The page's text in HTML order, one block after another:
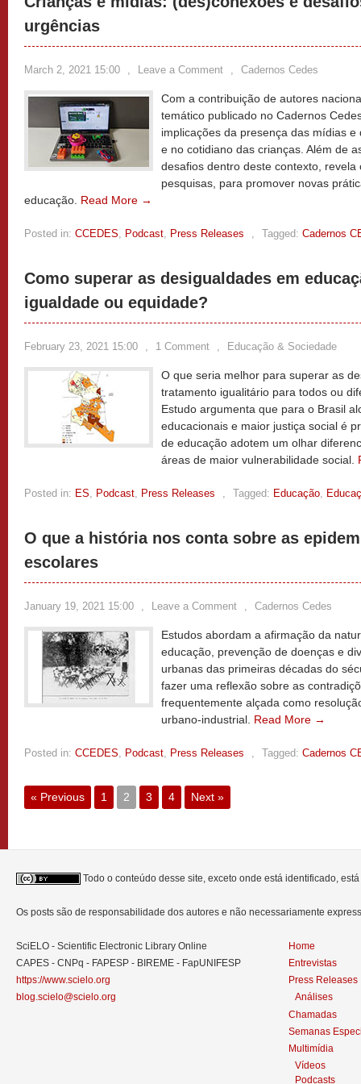
urgências
March 2, 2021 15:00 , Leave a Comment , Cadernos Cedes
Com a contribuição de autores
temático publicado no Cadernos
implicações da presença das mídias
e no cotidiano das crianças. Além de
desafios dentro deste contexto,
pesquisas, para promover novas
educação. Read More →
Posted in: CCEDES, Podcast, Press Releases , Tagged: Cadernos
Como superar as desigualdades em
igualdade ou equidade?
February 23, 2021 15:00 , 1 Comment , Educação & Sociedade
O que seria melhor para superar as
tratamento igualitário para todos ou
Estudo argumenta que para o Brasil
educacionais e maior justiça social é
de educação adotem um olhar
áreas de maior vulnerabilidade social.
Posted in: ES, Podcast, Press Releases , Tagged: Educação,
O que a história nos conta sobre as
escolares
January 19, 2021 15:00 , Leave a Comment , Cadernos Cedes
Estudos abordam a afirmação da
educação, prevenção de doenças e
urbanas das primeiras décadas do
fazer uma reflexão sobre as
frequentemente alçada como
urbano-industrial. Read More →
Posted in: CCEDES, Podcast, Press Releases , Tagged: Cadernos
« Previous 1 2 3 4 Next »
Todo o conteúdo desse site, exceto onde está identificado,
Os posts são de responsabilidade dos autores e não necessariamente
SciELO - Scientific Electronic Library Online
CAPES - CNPq - FAPESP - BIREME - FapUNIFESP
https://www.scielo.org
blog.scielo@scielo.org
Home
Entrevistas
Press Releases
Análises
Chamadas
Semanas
Multimídia
Vídeos
Podcasts